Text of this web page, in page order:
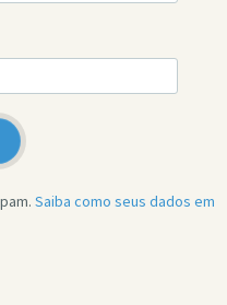
Saiba como seus dados em